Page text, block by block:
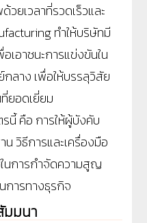
เวลาที่รวดเร็วและ
ทำให้บริษัทมี
เอาชนะการแข่งขันใน
ลาง เพื่อให้บรรลุวิสัย
ยอดเยี่ยม
คือ การให้ผู้บังคับ
วิธีการและเครื่องมือ
นการกำจัดความสูญ
การทางธุรกิจ
มมนา